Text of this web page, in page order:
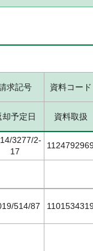
求記号 資料コード
却予定日 資料取扱
3277/2-
17
514/87